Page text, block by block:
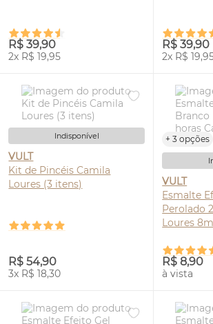
R$ 39,90
2x R$ 19,95
R$ 39,90
2x R$
Indisponível
VULT
Kit de Pincéis Camila
Loures (3 itens)
R$ 54,90
3x R$ 18,30
+ 3 opções
VULT
Esmalte
Perolado
Loures
R$ 8,90
à vista